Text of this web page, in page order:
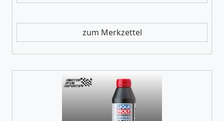
zum Merkzettel